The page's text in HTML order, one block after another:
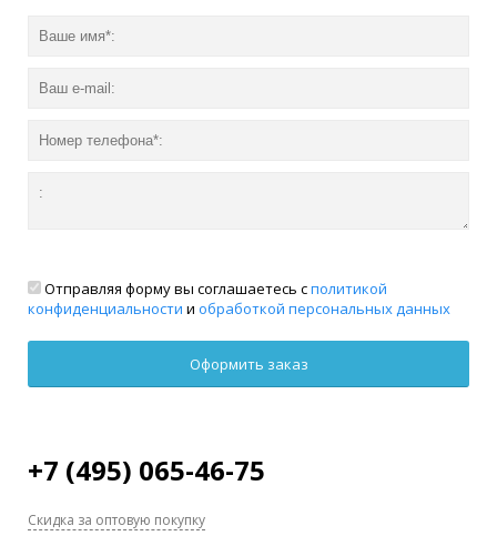
Отправляя форму вы соглашаетесь сполитикой
конфиденциальности и обработкой персональных данных
+7 (495) 065-46-75
Скидка за оптовую покупку